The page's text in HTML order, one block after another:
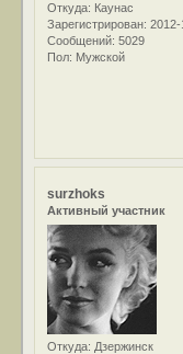
Откуда: Каунас
Зарегистрирован:
Сообщений: 5029
Пол: Мужской
surzhoks
Активный участник
Откуда: Дзержинск